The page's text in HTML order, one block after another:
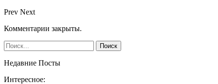
Prev Next
Комментарии закрыты.
Недавние Посты
Интересное: